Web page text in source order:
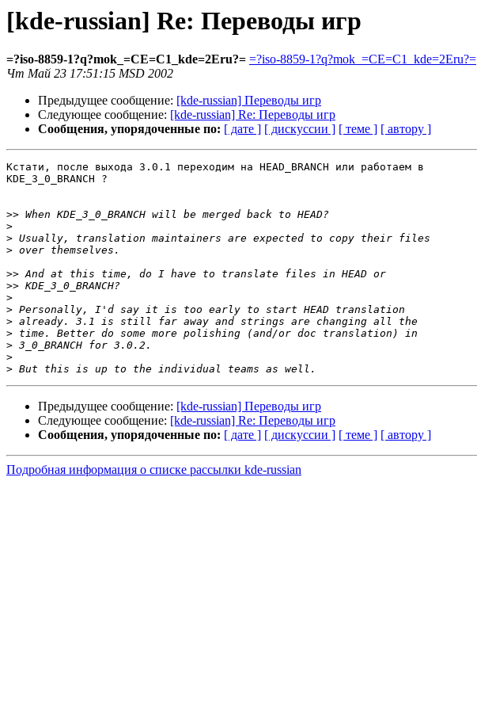
[kde-russian] Re: Переводы игр
=?iso-8859-1?q?mok_=CE=C1_kde=2Eru?= =?iso-8859-1?q?mok_=CE=C1_kde=2Eru?=
Чт Май 23 17:51:15 MSD 2002
Предыдущее сообщение: [kde-russian] Переводы игр
Следующее сообщение: [kde-russian] Re: Переводы игр
Сообщения, упорядоченные по: [ дате ] [ дискуссии ] [ теме ] [ автору ]
Кстати, после выхода 3.0.1 переходим на HEAD_BRANCH или работаем в
KDE_3_0_BRANCH ?
>>
>
>
>
>>
>>
>
>
>
>
>
>
>
Предыдущее сообщение: [kde-russian] Переводы игр
Следующее сообщение: [kde-russian] Re: Переводы игр
Сообщения, упорядоченные по: [ дате ] [ дискуссии ] [ теме ] [ автору ]
Подробная информация о списке рассылки kde-russian